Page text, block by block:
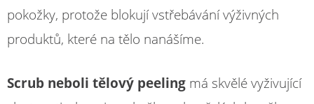
pokožky, protože blokují vstřebávání výživných
produktů, které na tělo nanášíme.
Scrub neboli tělový peeling má skvělé vyživující